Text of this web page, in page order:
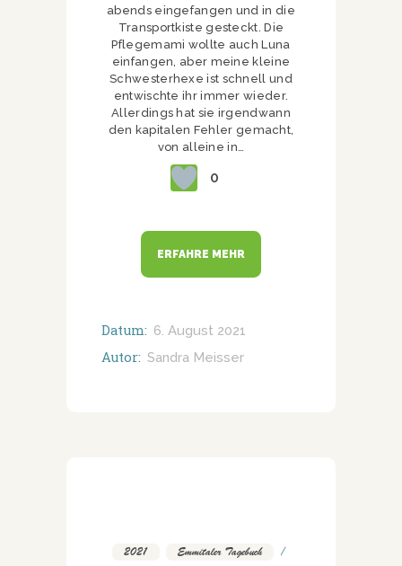
abends eingefangen und in die
Transportkiste gesteckt. Die
Pflegemami wollte auch Luna
einfangen, aber meine kleine
Schwesterhexe ist schnell und
entwischte ihr immer wieder.
Allerdings hat sie irgendwann
den kapitalen Fehler gemacht,
von alleine in…
0
ERFAHRE MEHR
Datum: 6. August 2021
Autor: Sandra Meisser
2021 Emmitaler Tagebuch